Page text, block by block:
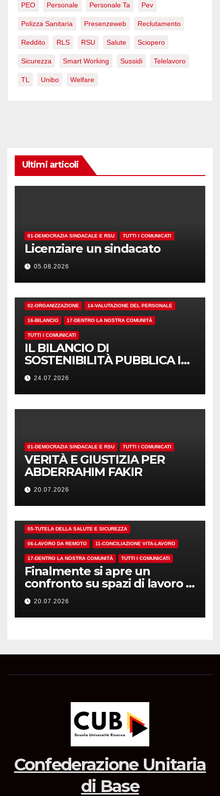
PEO Personale Personale Ta Pev
Polizza Sanitaria Presenzeweb Reclutamento
Reddito RLS RSU Salute Sciopero
Sicurezza Smart Working Sussidi Telelavoro
TL Unibo Welfare
Ultimi articoli
01-DEMOCRAZIA SINDACALE E RSU TUTTI I COMUNICATI
Licenziare un sindacato
05.08.2026
02-ORGANIZZAZIONE 14-VALUTAZIONE DEL PERSONALE
16-BILANCIO 17-DENTRO LA NOSTRA COMUNITÀ
TUTTI I COMUNICATI
IL BILANCIO DI
SOSTENIBILITÀ PUBBLICA I
NUMERI. MA I CRITERI?
24.07.2026
01-DEMOCRAZIA SINDACALE E RSU TUTTI I COMUNICATI
VERITÀ E GIUSTIZIA PER
ABDERRAHIM FAKIR
20.07.2026
05-TUTELA DELLA SALUTE E SICUREZZA
06-LAVORO DA REMOTO 11-CONCILIAZIONE VITA-LAVORO
17-DENTRO LA NOSTRA COMUNITÀ TUTTI I COMUNICATI
Finalmente si apre un
confronto su spazi di lavoro e
dotazioni
20.07.2026
Confederazione Unitaria
di Base